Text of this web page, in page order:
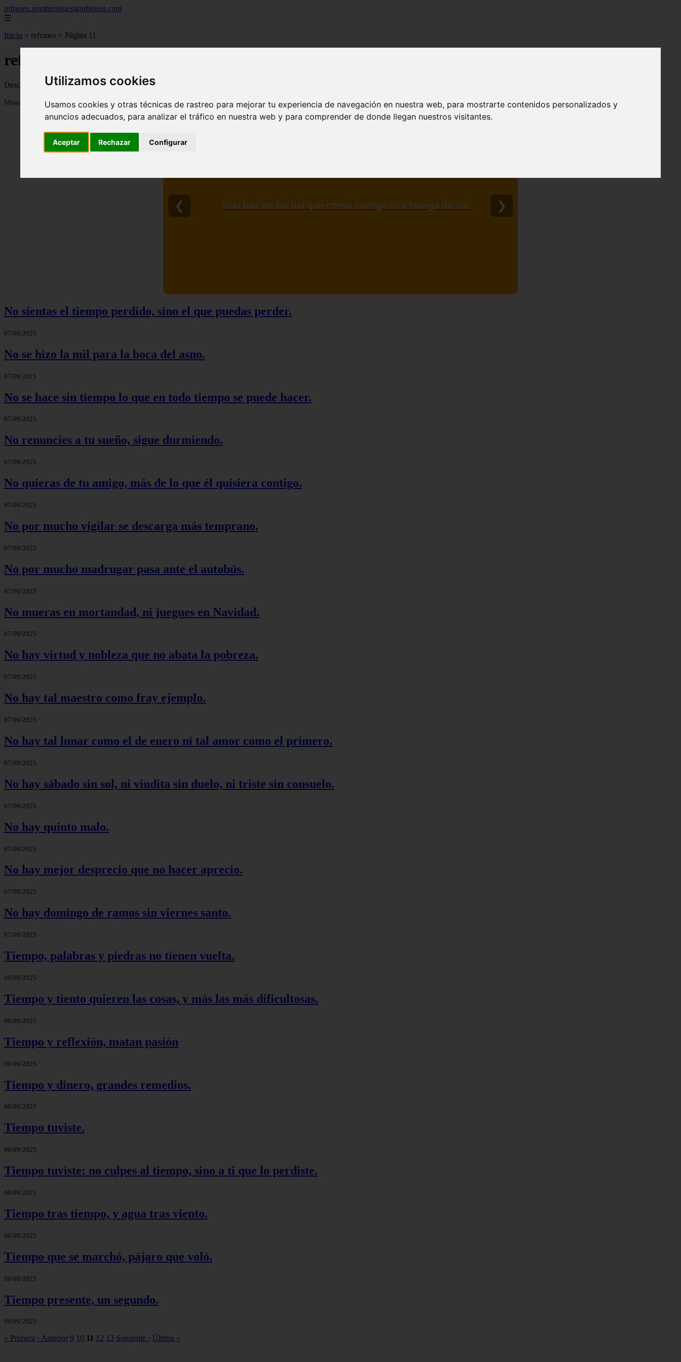
Utilizamos cookies
Usamos cookies y otras técnicas de rastreo para mejorar tu experiencia de navegación en nuestra web, para mostrarte contenidos personalizados y
anuncios adecuados, para analizar el tráfico en nuestra web y para comprender de donde llegan nuestros visitantes.
Aceptar Rechazar Configurar
refranes.nombresquesignifiquen.com
☰
Inicio > refranes > Página 11
refranes
Descubre todas las noticias de la categoría refranes. Artículos actualizados y contenido de calidad en refranes.nombresquesignifiquen.com.
Mostrando 241 - 264 de 318 artículos
Solo has de fiar del que comió contigo una fanega de sal.
❮ ❯
No sientas el tiempo perdido, sino el que puedas perder.
07/09/2025
No se hizo la mil para la boca del asno.
07/09/2025
No se hace sin tiempo lo que en todo tiempo se puede hacer.
07/09/2025
No renuncies a tu sueño, sigue durmiendo.
07/09/2025
No quieras de tu amigo, más de lo que él quisiera contigo.
07/09/2025
No por mucho vigilar se descarga más temprano.
07/09/2025
No por mucho madrugar pasa ante el autobús.
07/09/2025
No mueras en mortandad, ni juegues en Navidad.
07/09/2025
No hay virtud y nobleza que no abata la pobreza.
07/09/2025
No hay tal maestro como fray ejemplo.
07/09/2025
No hay tal lunar como el de enero ni tal amor como el primero.
07/09/2025
No hay sábado sin sol, ni viudita sin duelo, ni triste sin consuelo.
07/09/2025
No hay quinto malo.
07/09/2025
No hay mejor desprecio que no hacer aprecio.
07/09/2025
No hay domingo de ramos sin viernes santo.
07/09/2025
Tiempo, palabras y piedras no tienen vuelta.
06/09/2025
Tiempo y tiento quieren las cosas, y más las más dificultosas.
06/09/2025
Tiempo y reflexión, matan pasión
06/09/2025
Tiempo y dinero, grandes remedios.
06/09/2025
Tiempo tuviste.
06/09/2025
Tiempo tuviste: no culpes al tiempo, sino a ti que lo perdiste.
06/09/2025
Tiempo tras tiempo, y agua tras viento.
06/09/2025
Tiempo que se marchó, pájaro que voló.
06/09/2025
Tiempo presente, un segundo.
06/09/2025
« Primera ‹ Anterior 9 10 11 12 13 Siguiente › Última »